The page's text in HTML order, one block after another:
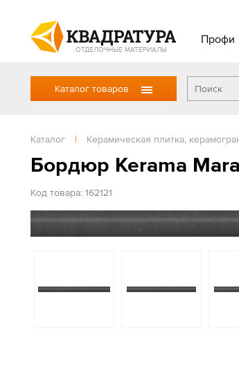
ОТДЕЛОЧНЫЕ МАТЕРИАЛЫ
Профи
Каталог товаров
Каталог | Керамическая плитка,
Бордюр Kerama
Код товара: 162121